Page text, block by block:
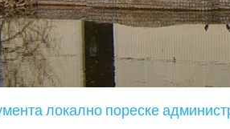
локално пореске